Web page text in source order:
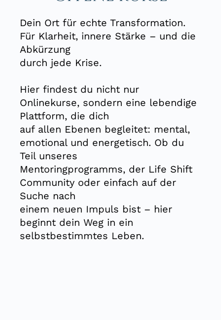
Dein Ort für echte Transformation.
Für Klarheit, innere Stärke – und die
Abkürzung
durch jede Krise.
Hier findest du nicht nur
Onlinekurse, sondern eine lebendige
Plattform, die dich
auf allen Ebenen begleitet: mental,
emotional und energetisch. Ob du
Teil unseres
Mentoringprogramms, der Life Shift
Community oder einfach auf der
Suche nach
einem neuen Impuls bist – hier
beginnt dein Weg in ein
selbstbestimmtes Leben.